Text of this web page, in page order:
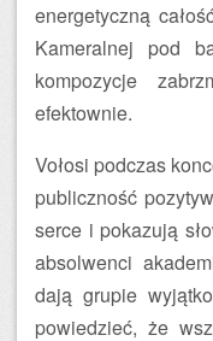
energetyczną
Kameralnej pod
kompozycje
efektownie.
Vołosi podczas
publiczność
serce i pokazują
absolwenci
dają grupie
powiedzieć, że